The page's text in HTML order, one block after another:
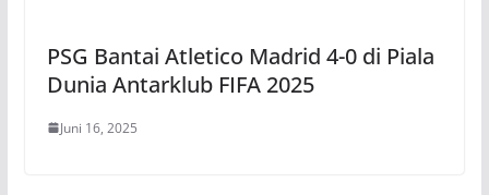
PSG Bantai Atletico Madrid 4-0 di Piala
Dunia Antarklub FIFA 2025
Juni 16, 2025